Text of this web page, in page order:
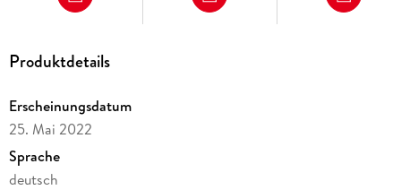
Produktdetails
Erscheinungsdatum
25. Mai 2022
Sprache
deutsch